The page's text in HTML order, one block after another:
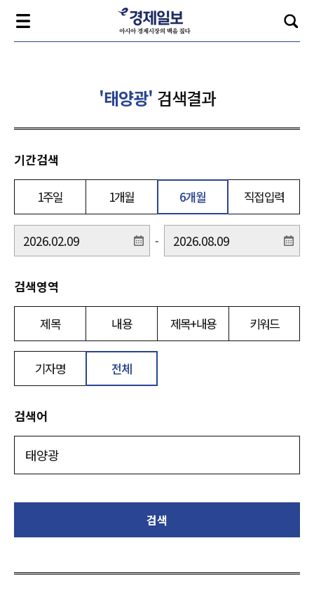
'태양광' 검색결과
기간검색
1주일 1개월 6개월 직접입력
-
검색영역
제목 내용 제목+내용 키워드
기자명 전체
검색어
검색